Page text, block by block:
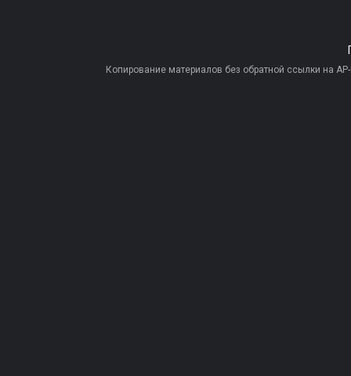
Копирование материалов без обратной ссылки на